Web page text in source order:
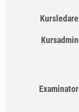
Kursledare
Kursadmin
Examinator